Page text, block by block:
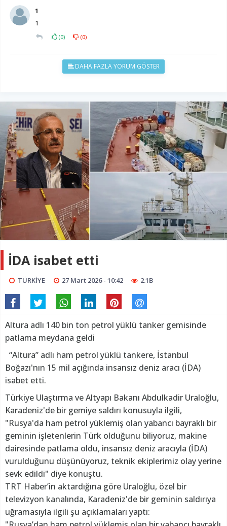
1
1
(0) (0)
DAHA FAZLA YORUM GÖSTER
İDA isabet etti
TÜRKİYE 27 Mart 2026 - 10:42 2.1B
Altura adlı 140 bin ton petrol yüklü tanker gemisinde
patlama meydana geldi
“Altura” adlı ham petrol yüklü tankere, İstanbul
Boğazı'nın 15 mil açığında insansız deniz aracı (İDA)
isabet etti.
Türkiye Ulaştırma ve Altyapı Bakanı Abdulkadir Uraloğlu,
Karadeniz'de bir gemiye saldırı konusuyla ilgili,
"Rusya'da ham petrol yüklemiş olan yabancı bayraklı bir
geminin işletenlerin Türk olduğunu biliyoruz, makine
dairesinde patlama oldu, insansız deniz aracıyla (İDA)
vurulduğunu düşünüyoruz, teknik ekiplerimiz olay yerine
sevk edildi" diye konuştu.
TRT Haber’in aktardığına göre Uraloğlu, özel bir
televizyon kanalında, Karadeniz'de bir geminin saldırıya
uğramasıyla ilgili şu açıklamaları yaptı: